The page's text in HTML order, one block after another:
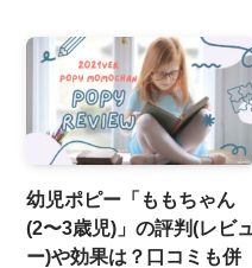
幼児ポピー「ももちゃん
(2〜3歳児)」の評判(レビュ
ー)や効果は？口コミも併